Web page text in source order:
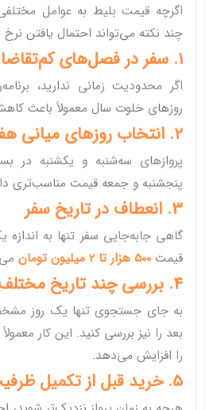
اگرچه قیمت بلیط به عوامل
چند نکته می‌تواند احتمال یافتن
1. سفر در فصل‌های کم‌تقاضا
اگر محدودیت زمانی ندارید،
روزهای خلوت سال معمولاً باعث
2. انتخاب روزهای میانی هفته
پروازهای سه‌شنبه و یکشنبه در
پنجشنبه و جمعه قیمت مناسب‌تری
3. انعطاف در تاریخ سفر
گاهی جابه‌جایی سفر تنها به
قیمت 500 هزار تا 2 میلیون تومان
4. بررسی چند تاریخ مختلف
به جای جستجوی تنها یک روز
بعد را نیز بررسی کنید. این کار
را افزایش می‌دهد.
5. خرید قبل از تکمیل ظرفیت